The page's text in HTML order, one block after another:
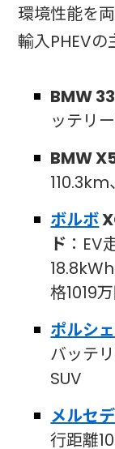
環境性能を
輸入PHEVの
BMW
ッテリ
BMW
ボルボ
ド ：EV
格1019
ポルシェ
バッテ
SUV
メルセ
行距離